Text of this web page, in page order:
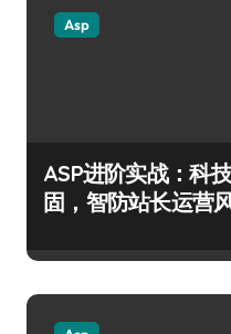
Asp
ASP进阶实战：科
固，智防站长运营